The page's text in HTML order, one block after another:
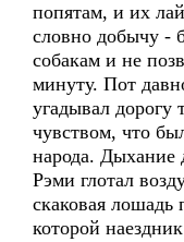
попятам, и их
словно добычу -
собакам и не
минуту. Пот
угадывал дорогу
чувством, что
народа. Дыхание
Рэми глотал
скаковая
которой